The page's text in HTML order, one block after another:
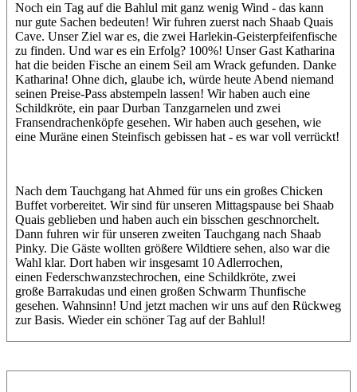
Noch ein Tag auf die Bahlul mit ganz wenig Wind - das kann
nur gute Sachen bedeuten! Wir fuhren zuerst nach Shaab Quais
Cave. Unser Ziel war es, die zwei Harlekin-Geisterpfeifenfische
zu finden. Und war es ein Erfolg? 100%! Unser Gast Katharina
hat die beiden Fische an einem Seil am Wrack gefunden. Danke
Katharina! Ohne dich, glaube ich, würde heute Abend niemand
seinen Preise-Pass abstempeln lassen! Wir haben auch eine
Schildkröte, ein paar Durban Tanzgarnelen und zwei
Fransendrachenköpfe gesehen. Wir haben auch gesehen, wie
eine Muräne einen Steinfisch gebissen hat - es war voll verrückt!
Nach dem Tauchgang hat Ahmed für uns ein großes Chicken
Buffet vorbereitet. Wir sind für unseren Mittagspause bei Shaab
Quais geblieben und haben auch ein bisschen geschnorchelt.
Dann fuhren wir für unseren zweiten Tauchgang nach Shaab
Pinky. Die Gäste wollten größere Wildtiere sehen, also war die
Wahl klar. Dort haben wir insgesamt 10 Adlerrochen,
einen Federschwanzstechrochen, eine Schildkröte, zwei
große Barrakudas und einen großen Schwarm Thunfische
gesehen. Wahnsinn! Und jetzt machen wir uns auf den Rückweg
zur Basis. Wieder ein schöner Tag auf der Bahlul!